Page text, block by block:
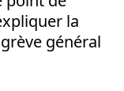
la
général